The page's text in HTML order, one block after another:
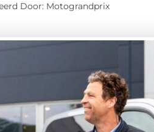
Door: Motograndprix